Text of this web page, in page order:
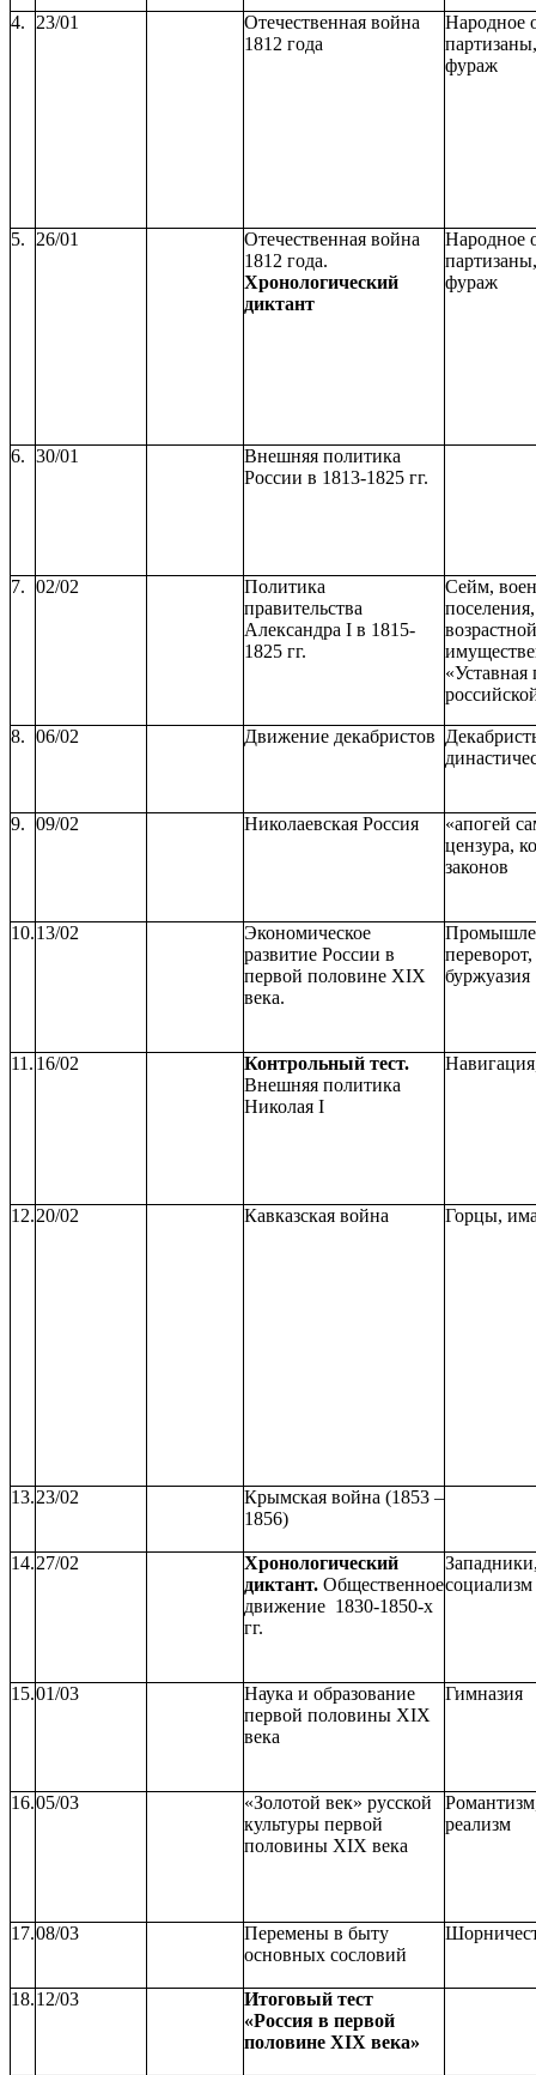
4. 23/01
Отечественная война
1812 года
Народное
фураж
5. 26/01
Отечественная война
1812 года.
Хронологический
диктант
Народное
фураж
6. 30/01
Внешняя политика
России в 1813-1825 гг.
7. 02/02
Политика
правительства
Александра I в 1815-
1825 гг.
Сейм,
«Уставная
8. 06/02 Движение декабристов
9. 09/02 Николаевская Россия
«апогей
цензура,
законов
10.13/02
Экономическое
развитие России в
первой половине XIX
века.
буржуазия
11. 16/02
Контрольный тест.
Внешняя политика
Николая I
12.20/02 Кавказская война Горцы,
13.23/02
Крымская война (1853 –
1856)
14.27/02
Хронологический
диктант. Общественное
движение 1830-1850-х
гг.
социализм
15.01/03
Наука и образование
первой половины XIX
века
Гимназия
16.05/03
«Золотой век» русской
культуры первой
половины XIX века
реализм
17.08/03
Перемены в быту
основных сословий
18.12/03
Итоговый тест
«Россия в первой
половине XIX века»